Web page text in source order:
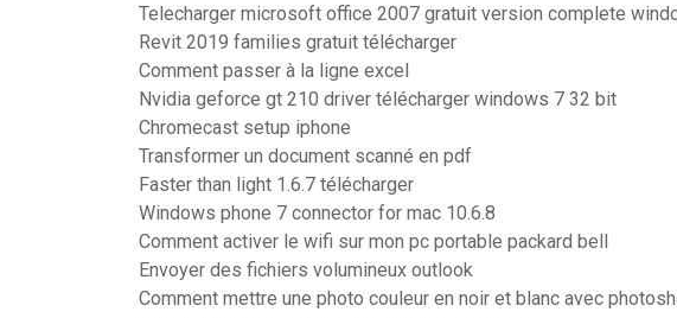
Telecharger microsoft office 2007 gratuit version complete
Revit 2019 families gratuit télécharger
Comment passer à la ligne excel
Nvidia geforce gt 210 driver télécharger windows 7 32 bit
Chromecast setup iphone
Transformer un document scanné en pdf
Faster than light 1.6.7 télécharger
Windows phone 7 connector for mac 10.6.8
Comment activer le wifi sur mon pc portable packard bell
Envoyer des fichiers volumineux outlook
Comment mettre une photo couleur en noir et blanc avec